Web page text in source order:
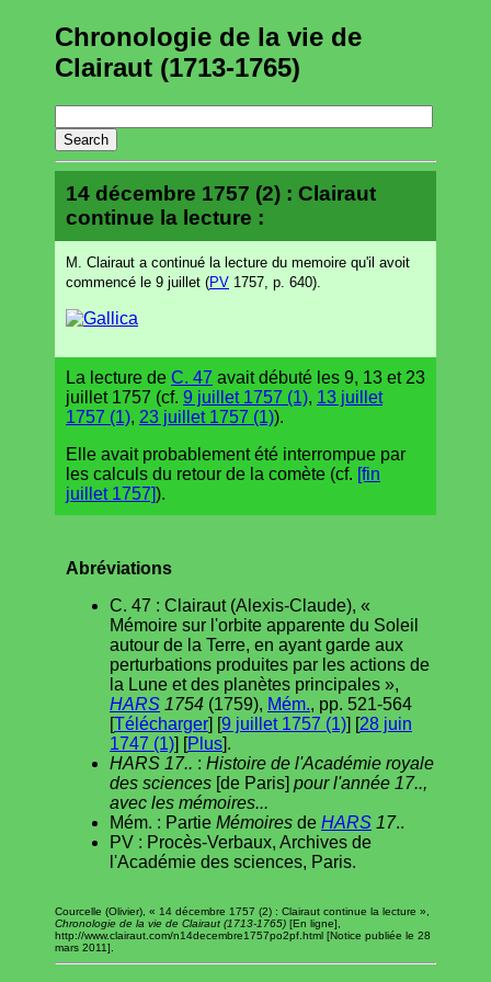
Chronologie de la vie de
Clairaut (1713-1765)
14 décembre 1757 (2) : Clairaut
continue la lecture :
M. Clairaut a continué la lecture du memoire qu'il avoit
commencé le 9 juillet (PV 1757, p. 640).
La lecture de C. 47 avait débuté les 9, 13 et 23
juillet 1757 (cf. 9 juillet 1757 (1), 13 juillet
1757 (1), 23 juillet 1757 (1)).
Elle avait probablement été interrompue par
les calculs du retour de la comète (cf. [fin
juillet 1757]).
Abréviations
C. 47 : Clairaut (Alexis-Claude), «
Mémoire sur l'orbite apparente du Soleil
autour de la Terre, en ayant garde aux
perturbations produites par les actions de
la Lune et des planètes principales »,
HARS 1754 (1759), Mém., pp. 521-564
[Télécharger] [9 juillet 1757 (1)] [28 juin
1747 (1)] [Plus].
HARS 17.. : Histoire de l'Académie royale
des sciences [de Paris] pour l'année 17..,
avec les mémoires...
Mém. : Partie Mémoires de HARS 17..
PV : Procès-Verbaux, Archives de
l'Académie des sciences, Paris.
Courcelle (Olivier), « 14 décembre 1757 (2) : Clairaut continue la lecture »,
Chronologie de la vie de Clairaut (1713-1765) [En ligne],
http://www.clairaut.com/n14decembre1757po2pf.html [Notice publiée le 28
mars 2011].